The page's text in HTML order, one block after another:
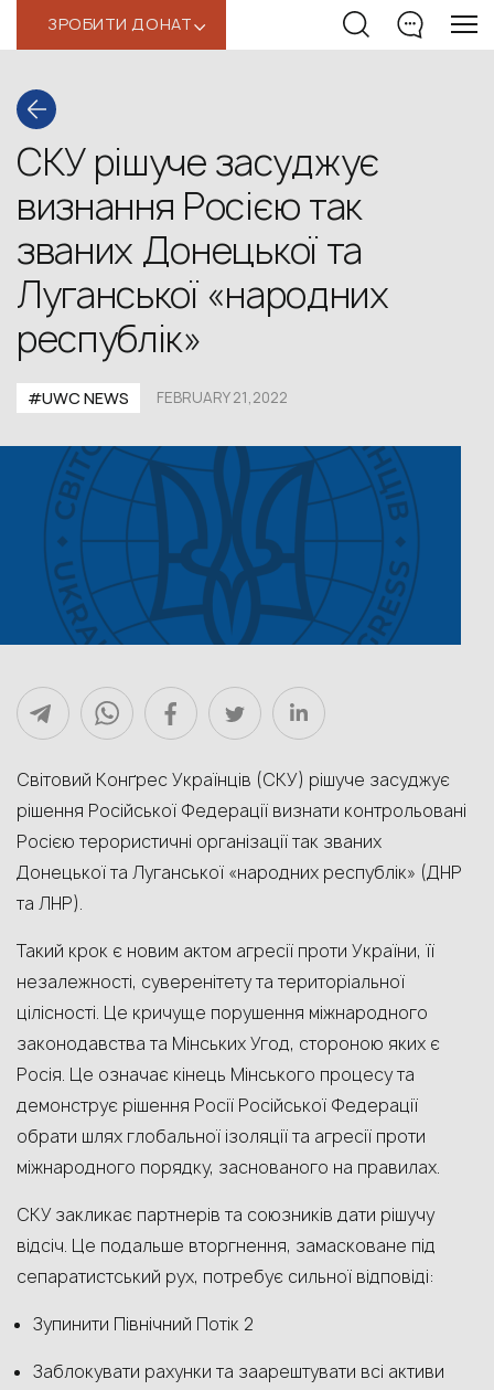
ЗРОБИТИ ДОНАТ‹
СКУ рішуче засуджує
визнання Росією так
званих Донецької та
Луганської «народних
республік»
#UWС NEWS FEBRUARY 21,2022
Світовий Конґрес Українців (СКУ) рішуче засуджує
рішення Російської Федерації визнати контрольовані
Росією терористичні організації так званих
Донецької та Луганської «народних республік» (ДНР
та ЛНР).
Такий крок є новим актом агресії проти України, її
незалежності, суверенітету та територіальної
цілісності. Це кричуще порушення міжнародного
законодавства та Мінських Угод, стороною яких є
Росія. Це означає кінець Мінського процесу та
демонструє рішення Росії Російської Федерації
обрати шлях глобальної ізоляції та агресії проти
міжнародного порядку, заснованого на правилах.
СКУ закликає партнерів та союзників дати рішучу
відсіч. Це подальше вторгнення, замасковане під
сепаратистський рух, потребує сильної відповіді:
Зупинити Північний Потік 2
Заблокувати рахунки та заарештувати всі активи